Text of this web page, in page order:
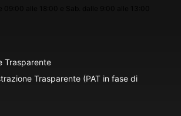
Trasparente
Trasparente (PAT in fase di